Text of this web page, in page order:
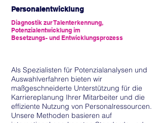
Personalentwicklung
Diagnostik zurTalenterkennung,
Potenzialentwicklung im
Besetzungs- und Entwicklungsprozess
Als Spezialisten für Potenzialanalysen und
Auswahlverfahren bieten wir
maßgeschneiderte Unterstützung für die
Karriereplanung Ihrer Mitarbeiter und die
effiziente Nutzung von Personalressourcen.
Unsere Methoden basieren auf